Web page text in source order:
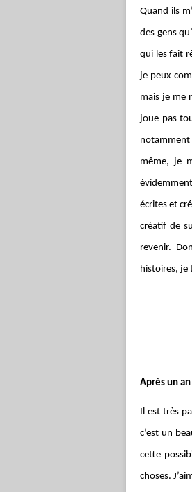
Quand ils
des gens
qui les fait
je peux
mais je me
joue pas
notamment
même, je
écrites et
créatif de
revenir.
histoires, je
Après un
Il est très
c’est un
cette
choses.